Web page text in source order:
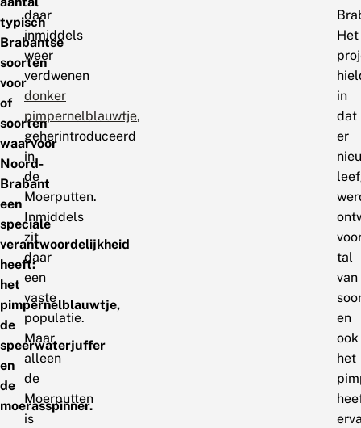
typisch
Brabantse
soorten
voor
of
soorten
waarvoor
Noord-
Brabant
een
speciale
verantwoordelijkheid
heeft:
het
pimpernelblauwtje,
de
speerwaterjuffer
en
de
moerasspinner.
daar
inmiddels
weer
verdwenen
donker
pimpernelblauwtje,
geherintroduceerd
in
de
Moerputten.
Inmiddels
zit
daar
een
vaste
populatie.
Maar
alleen
de
Moerputten
is
Het
in
dat
er
tal
van
en
ook
het